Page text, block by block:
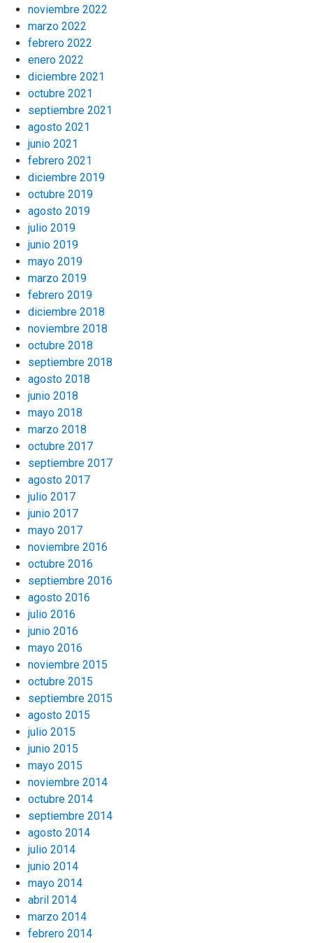
noviembre 2022
marzo 2022
febrero 2022
enero 2022
diciembre 2021
octubre 2021
septiembre 2021
agosto 2021
junio 2021
febrero 2021
diciembre 2019
octubre 2019
agosto 2019
julio 2019
junio 2019
mayo 2019
marzo 2019
febrero 2019
diciembre 2018
noviembre 2018
octubre 2018
septiembre 2018
agosto 2018
junio 2018
mayo 2018
marzo 2018
octubre 2017
septiembre 2017
agosto 2017
julio 2017
junio 2017
mayo 2017
noviembre 2016
octubre 2016
septiembre 2016
agosto 2016
julio 2016
junio 2016
mayo 2016
noviembre 2015
octubre 2015
septiembre 2015
agosto 2015
julio 2015
junio 2015
mayo 2015
noviembre 2014
octubre 2014
septiembre 2014
agosto 2014
julio 2014
junio 2014
mayo 2014
abril 2014
marzo 2014
febrero 2014